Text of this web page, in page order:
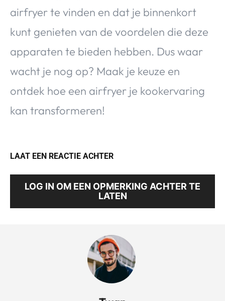
airfryer te vinden en dat je binnenkort
kunt genieten van de voordelen die deze
apparaten te bieden hebben. Dus waar
wacht je nog op? Maak je keuze en
ontdek hoe een airfryer je kookervaring
kan transformeren!
LAAT EEN REACTIE ACHTER
LOG IN OM EEN OPMERKING ACHTER TE
LATEN